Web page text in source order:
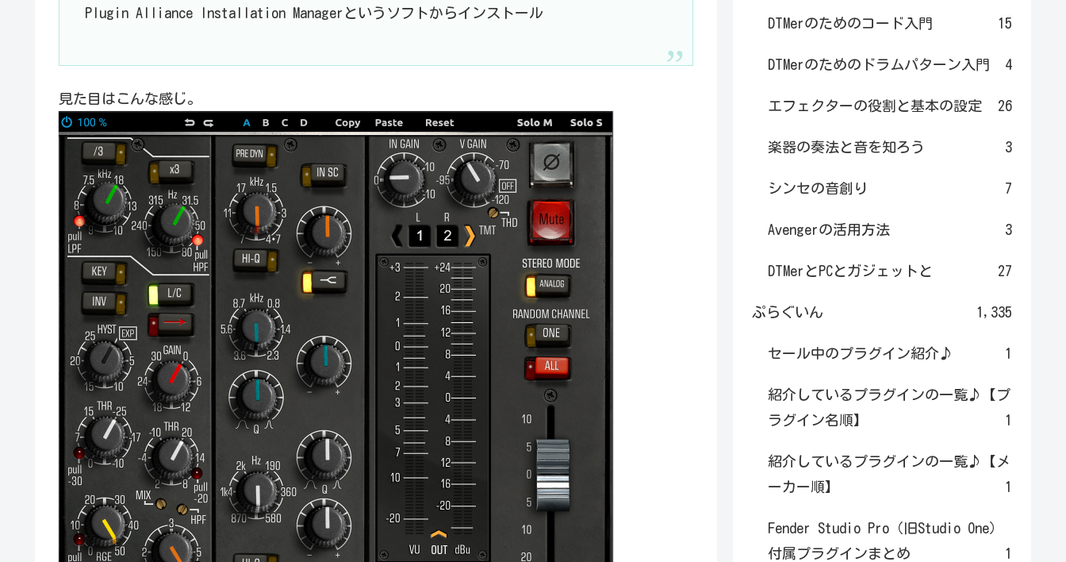
Plugin Alliance Installation Managerというソフトからインストール
見た目はこんな感じ。
DTMerのためのコード入門 15
DTMerのためのドラムパターン入門 4
エフェクターの役割と基本の設定 26
楽器の奏法と音を知ろう 3
シンセの音創り 7
Avengerの活用方法 3
DTMerとPCとガジェットと 27
ぷらぐいん 1,335
セール中のプラグイン紹介♪ 1
紹介しているプラグインの一覧♪【プ
ラグイン名順】
1
紹介しているプラグインの一覧♪【メ
ーカー順】
1
Fender Studio Pro（旧Studio One）
付属プラグインまとめ
1